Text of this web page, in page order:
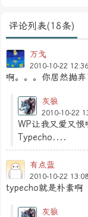
评论列表(18条)
万戈
2010-10-22 12:36
啊。。。你居然抛弃
灰狼
2010-10-22
WP让我又爱又
Typecho....
有点蓝
2010-10-22 13:08
typecho就是朴素啊
灰狼